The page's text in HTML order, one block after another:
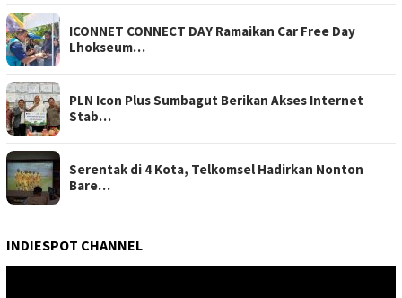
ICONNET CONNECT DAY Ramaikan Car Free Day
Lhokseum…
PLN Icon Plus Sumbagut Berikan Akses Internet
Stab…
Serentak di 4 Kota, Telkomsel Hadirkan Nonton
Bare…
INDIESPOT CHANNEL